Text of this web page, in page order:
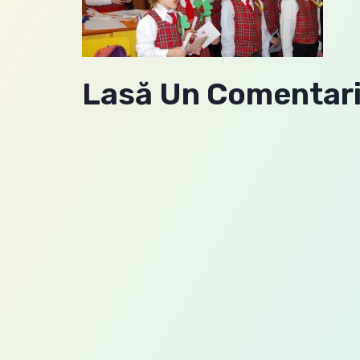
Lasă Un